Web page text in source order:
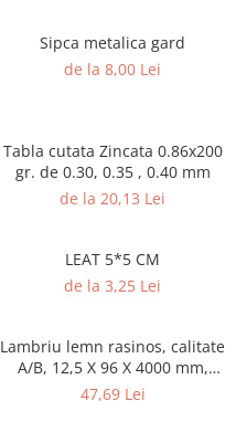
Sipca metalica gard
de la 8,00 Lei
Tabla cutata Zincata 0.86x200
gr. de 0.30, 0.35 , 0.40 mm
de la 20,13 Lei
LEAT 5*5 CM
de la 3,25 Lei
Lambriu lemn rasinos, calitate
A/B, 12,5 X 96 X 4000 mm,
3,84 mp
47,69 Lei